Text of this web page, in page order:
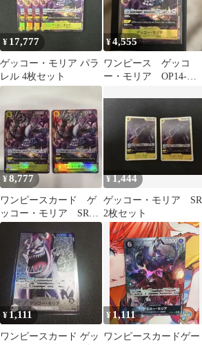
¥ 17,777
ゲッコー・モリア パラ
レル 4枚セット
¥4,555
ワンピース ゲッコ
ー・モリア OP14-
¥8,777
ワンピースカード ゲ
ッコー・モリア SRパ
ラレル
¥1,444
ゲッコー・モリア SR
2枚セット
¥ 1,111
ワンピースカード ゲッ
¥ 1,111
ワンピースカードゲー